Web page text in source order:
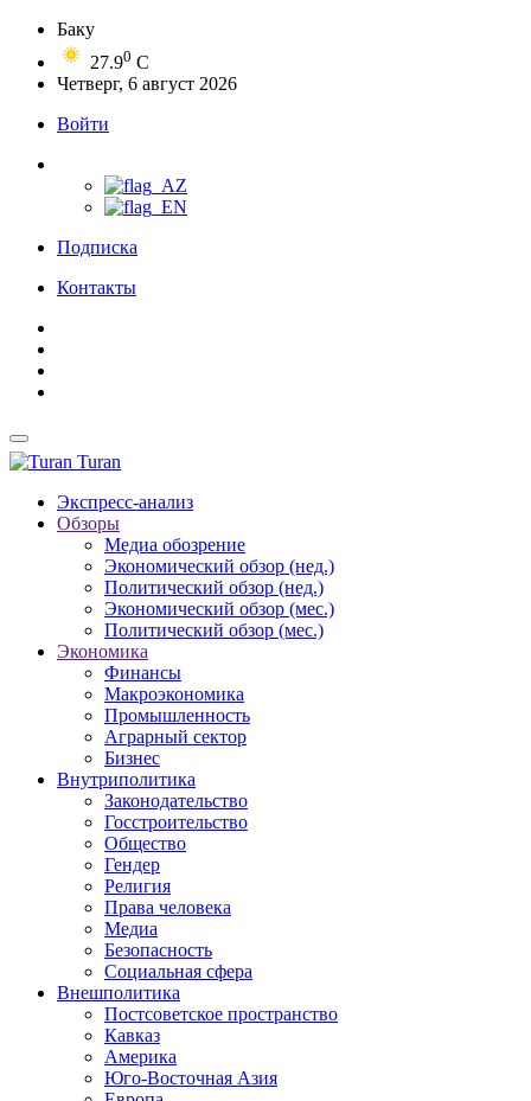
Баку
27.90 C
Четверг, 6 август 2026
Войти
Подписка
Контакты
Turan
Экспресс-анализ
Обзоры
Медиа обозрение
Экономический обзор (нед.)
Политический обзор (нед.)
Экономический обзор (мес.)
Политический обзор (мес.)
Экономика
Финансы
Макроэкономика
Промышленность
Аграрный сектор
Бизнес
Внутриполитика
Законодательство
Госстроительство
Общество
Гендер
Религия
Права человека
Медиа
Безопасность
Социальная сфера
Внешполитика
Постсоветское пространство
Кавказ
Америка
Юго-Восточная Азия